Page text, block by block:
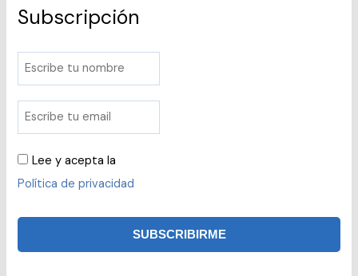
Subscripción
Lee y acepta la
Política de privacidad